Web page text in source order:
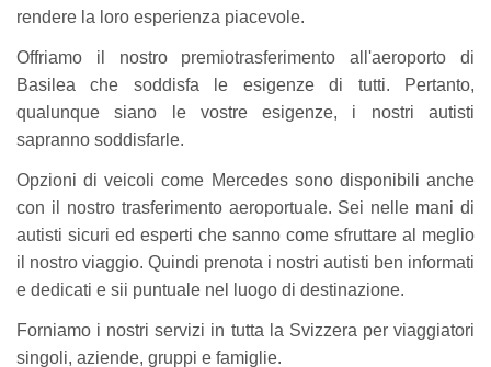
rendere la loro esperienza piacevole.
Offriamo il nostro premiotrasferimento all'aeroporto di
Basilea che soddisfa le esigenze di tutti. Pertanto,
qualunque siano le vostre esigenze, i nostri autisti
sapranno soddisfarle.
Opzioni di veicoli come Mercedes sono disponibili anche
con il nostro trasferimento aeroportuale. Sei nelle mani di
autisti sicuri ed esperti che sanno come sfruttare al meglio
il nostro viaggio. Quindi prenota i nostri autisti ben informati
e dedicati e sii puntuale nel luogo di destinazione.
Forniamo i nostri servizi in tutta la Svizzera per viaggiatori
singoli, aziende, gruppi e famiglie.